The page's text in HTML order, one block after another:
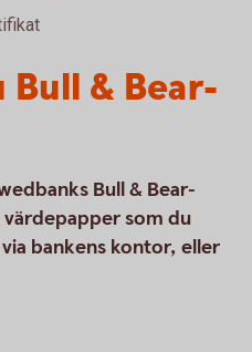
Bull & Bear-
Bull & Bear-
som du
bankens kontor, eller